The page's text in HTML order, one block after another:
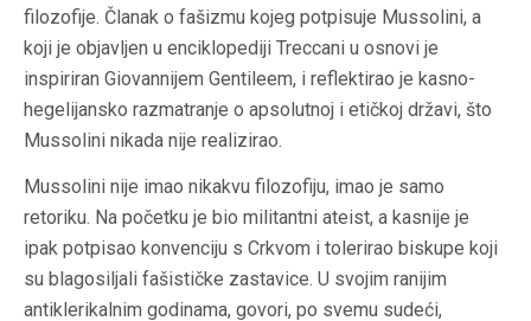
filozofije. Članak o fašizmu kojeg potpisuje Mussolini, a
koji je objavljen u enciklopediji Treccani u osnovi je
inspiriran Giovannijem Gentileem, i reflektirao je kasno-
hegelijansko razmatranje o apsolutnoj i etičkoj državi, što
Mussolini nikada nije realizirao.
Mussolini nije imao nikakvu filozofiju, imao je samo
retoriku. Na početku je bio militantni ateist, a kasnije je
ipak potpisao konvenciju s Crkvom i tolerirao biskupe koji
su blagosiljali fašističke zastavice. U svojim ranijim
antiklerikalnim godinama, govori, po svemu sudeći,